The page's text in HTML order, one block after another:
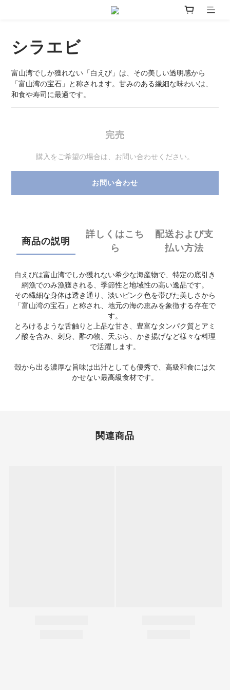
シラエビ
富山湾でしか獲れない「白えび」は、その美しい透明感から
「富山湾の宝石」と称されます。甘みのある繊細な味わいは、
和食や寿司に最適です。
完売
購入をご希望の場合は、お問い合わせください。
お問い合わせ
商品の説明
詳しくはこち
ら
配送および支
払い方法
白えびは富山湾でしか獲れない希少な海産物で、特定の底引き
網漁でのみ漁獲される、季節性と地域性の高い逸品です。
その繊細な身体は透き通り、淡いピンク色を帯びた美しさから
「富山湾の宝石」と称され、地元の海の恵みを象徴する存在で
す。
とろけるような舌触りと上品な甘さ、豊富なタンパク質とアミ
ノ酸を含み、刺身、酢の物、天ぷら、かき揚げなど様々な料理
で活躍します。
殻から出る濃厚な旨味は出汁としても優秀で、高級和食には欠
かせない最高級食材です。
関連商品